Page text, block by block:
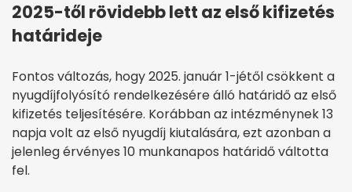
2025-től rövidebb lett az első kifizetés
határideje
Fontos változás, hogy 2025. január 1-jétől csökkent a
nyugdíjfolyósító rendelkezésére álló határidő az első
kifizetés teljesítésére. Korábban az intézménynek 13
napja volt az első nyugdíj kiutalására, ezt azonban a
jelenleg érvényes 10 munkanapos határidő váltotta
fel.